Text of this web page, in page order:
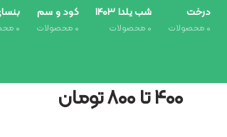
درخت
۰ محصولات
شب یلدا ۱۴۰۳
۰ محصولات
کود و سم
۰ محصولات ۰
۴۰۰ تا ۸۰۰ تومان